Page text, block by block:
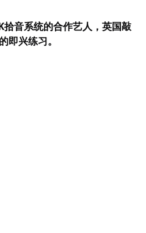
拾音系统的合作艺人，英国敲
兴练习。